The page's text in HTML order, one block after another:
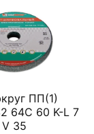
ПП(1)
64C 60 K-L 7
V 35